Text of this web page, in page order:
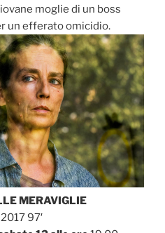
moglie di un boss
un efferato omicidio.
MERAVIGLIE
97′